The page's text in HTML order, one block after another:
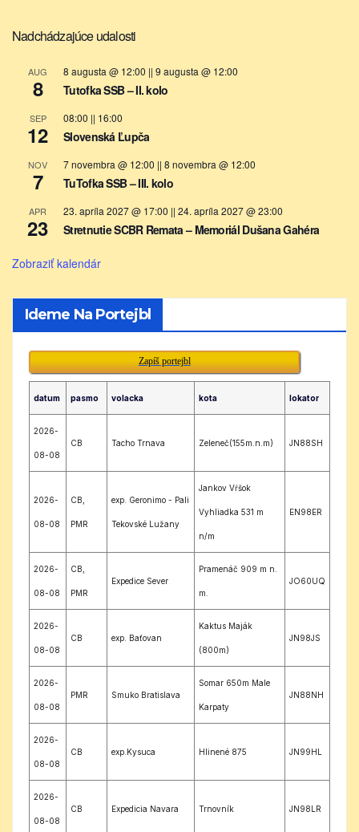
Nadchádzajúce udalosti
AUG
8
8 augusta @ 12:00 || 9 augusta @ 12:00
Tutofka SSB – II. kolo
SEP
12
08:00 || 16:00
Slovenská Ľupča
NOV
7
7 novembra @ 12:00 || 8 novembra @ 12:00
TuTofka SSB – III. kolo
APR
23
23. apríla 2027 @ 17:00 || 24. apríla 2027 @ 23:00
Stretnutie SCBR Remata – Memoriál Dušana Gahéra
Zobraziť kalendár
Ideme Na Portejbl
Zapíš portejbl
datum pasmo volacka kota lokator
2026-
08-08
CB Tacho Trnava Zeleneč(155m.n.m) JN88SH
2026-
08-08
CB,
PMR
exp. Geronimo - Pali
Tekovské Lužany
Jankov Vŕšok
Vyhliadka 531 m
n/m
EN98ER
2026-
08-08
CB,
PMR
Expedice Sever
Pramenáč 909 m n.
m.
JO60UQ
2026-
08-08
CB exp. Baťovan
Kaktus Maják
(800m)
JN98JS
2026-
08-08
PMR Smuko Bratislava
Somar 650m Male
Karpaty
JN88NH
2026-
08-08
CB exp.Kysuca Hlinené 875 JN99HL
2026-
08-08
CB Expedicia Navara Trnovník JN98LR